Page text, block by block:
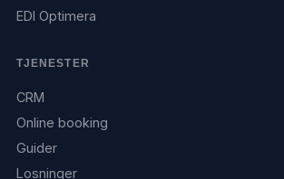
EDI Optimera
TJENESTER
CRM
Online booking
Guider
Losninger